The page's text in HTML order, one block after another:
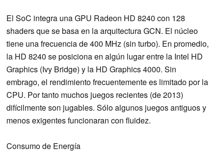
El SoC integra una GPU Radeon HD 8240 con 128
shaders que se basa en la arquitectura GCN. El núcleo
tiene una frecuencia de 400 MHz (sin turbo). En promedio,
la HD 8240 se posiciona en algún lugar entre la Intel HD
Graphics (Ivy Bridge) y la HD Graphics 4000. Sin
embrago, el rendimiento frecuentemente es limitado por la
CPU. Por tanto muchos juegos recientes (de 2013)
difícilmente son jugables. Sólo algunos juegos antiguos y
menos exigentes funcionaran con fluidez.
Consumo de Energía